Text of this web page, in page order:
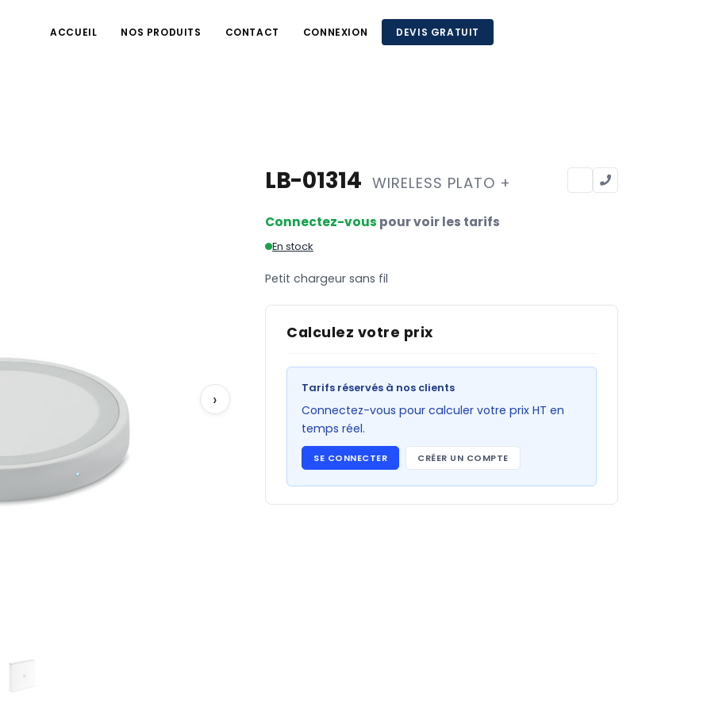
ACCUEIL NOS PRODUITS CONTACT CONNEXION DEVIS GRATUIT
›
LB-01314 WIRELESS PLATO +
Connectez-vous pour voir les tarifs
En stock
Petit chargeur sans fil
Calculez votre prix
Tarifs réservés à nos clients
Connectez-vous pour calculer votre prix HT en
temps réel.
SE CONNECTER CRÉER UN COMPTE